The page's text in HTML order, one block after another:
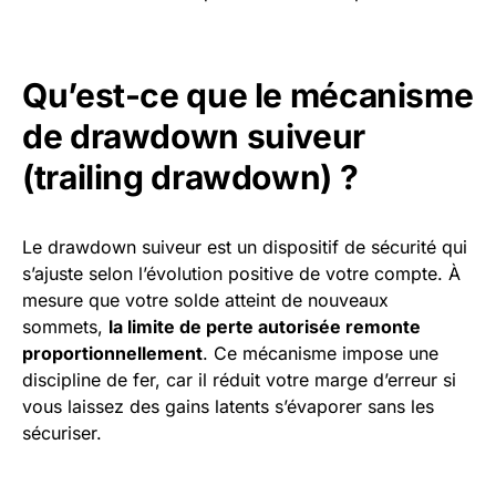
Qu’est-ce que le mécanisme
de drawdown suiveur
(trailing drawdown) ?
Le drawdown suiveur est un dispositif de sécurité qui
s’ajuste selon l’évolution positive de votre compte. À
mesure que votre solde atteint de nouveaux
sommets, la limite de perte autorisée remonte
proportionnellement. Ce mécanisme impose une
discipline de fer, car il réduit votre marge d’erreur si
vous laissez des gains latents s’évaporer sans les
sécuriser.